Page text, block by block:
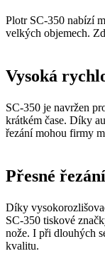
Plotr SC-350 nabízí
velkých objemech.
Vysoká
SC-350 je navržen
krátkém čase. Díky
řezání mohou firmy
Přesné řezání
Díky
SC-350 tiskové
nože. I při dlouhých
kvalitu.